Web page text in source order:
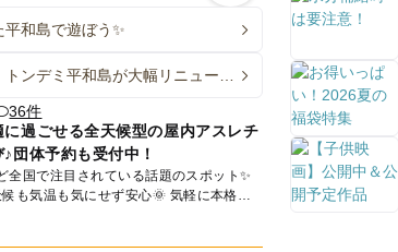
和島で遊ぼう✨
ンデミ平和島が大幅リニューア
36件
過ごせる全天候型の屋内アスレチ
団体予約も受付中！
全国で注目されている話題のスポット✨
も気温も気にせず安心🌞 気軽に本格的